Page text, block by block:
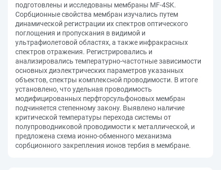
подготовлены и исследованы мембраны MF-4SK.
Сорбционные свойства мембран изучались путем
динамической регистрации их спектров оптического
поглощения и пропускания в видимой и
ультрафиолетовой областях, а также инфракрасных
спектров отражения. Регистрировались и
анализировались температурно-частотные зависимости
основных диэлектрических параметров указанных
объектов, спектры комплексной проводимости. В итоге
установлено, что удельная проводимость
модифицированных перфторсульфоновых мембран
подчиняется степенному закону. Выявлено наличие
критической температуры перехода системы от
полупроводниковой проводимости к металлической, и
предложена схема ионно-обменного механизма
сорбционного закрепления ионов тербия в мембране.